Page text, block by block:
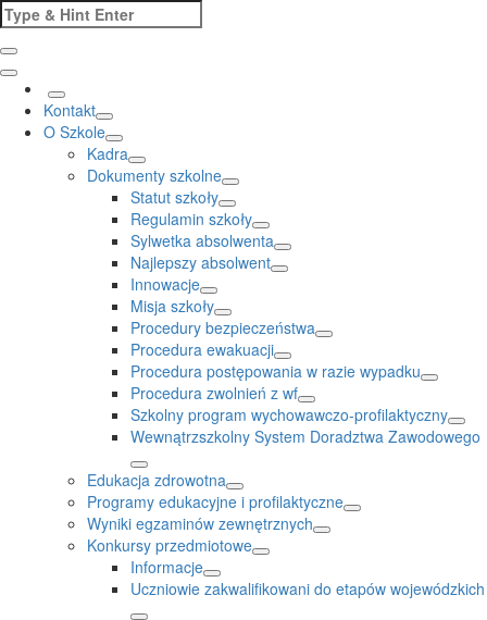
Skip
to
content
Search
for:
Kontakt
O Szkole
Kadra
Dokumenty szkolne
Statut szkoły
Regulamin szkoły
Sylwetka absolwenta
Najlepszy absolwent
Innowacje
Misja szkoły
Procedury bezpieczeństwa
Procedura ewakuacji
Procedura postępowania w razie wypadku
Procedura zwolnień z wf
Szkolny program wychowawczo-profilaktyczny
Wewnątrzszkolny System Doradztwa Zawodowego
Edukacja zdrowotna
Programy edukacyjne i profilaktyczne
Wyniki egzaminów zewnętrznych
Konkursy przedmiotowe
Informacje
Uczniowie zakwalifikowani do etapów wojewódzkich